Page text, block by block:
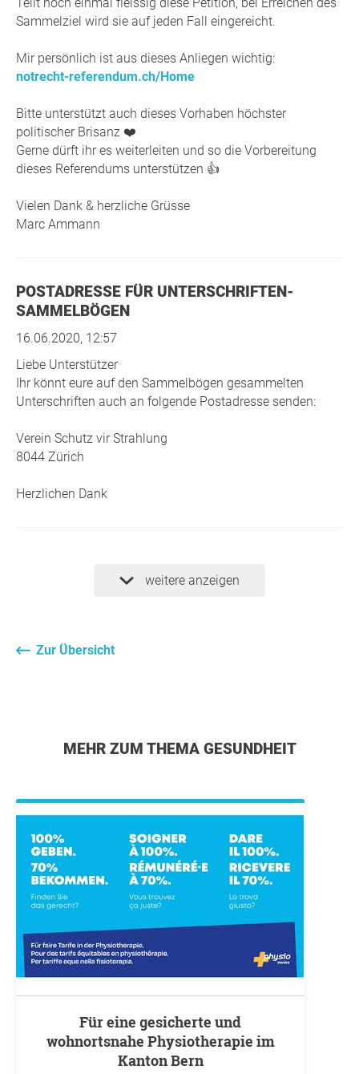
Sammelziel wird sie auf jeden Fall eingereicht.
Mir persönlich ist aus dieses Anliegen wichtig:
notrecht-referendum.ch/Home
Bitte unterstützt auch dieses Vorhaben höchster
politischer Brisanz ❤️
Gerne dürft ihr es weiterleiten und so die Vorbereitung
dieses Referendums unterstützen 👍
Vielen Dank & herzliche Grüsse
Marc Ammann
POSTADRESSE FÜR UNTERSCHRIFTEN-
SAMMELBÖGEN
16.06.2020, 12:57
Liebe Unterstützer
Ihr könnt eure auf den Sammelbögen gesammelten
Unterschriften auch an folgende Postadresse senden:
Verein Schutz vir Strahlung
8044 Zürich
Herzlichen Dank
weitere anzeigen
Zur Übersicht
MEHR ZUM THEMA GESUNDHEIT
Für eine gesicherte und
wohnortsnahe Physiotherapie im
Kanton Bern